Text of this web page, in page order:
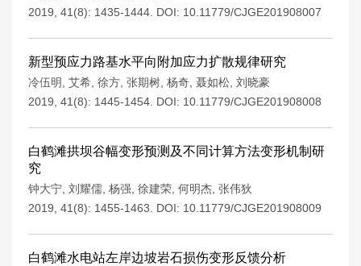
2019, 41(8): 1435-1444. DOI: 10.11779/CJGE201908007
新型预应力路基水平向附加应力扩散规律研究
冷伍明 艾希 徐方 张期树 杨奇 聂如松 刘晓豪
2019, 41(8): 1445-1454. DOI: 10.11779/CJGE201908008
白鹤滩拱坝谷幅变形预测及不同计算方法变形机制研
究
钟大宁 刘耀儒 杨强 徐建荣 何明杰 张伟狄
2019, 41(8): 1455-1463.
DOI: 10.11779/CJGE201908009
白鹤滩水电站左岸边坡岩石损伤变形反馈分析